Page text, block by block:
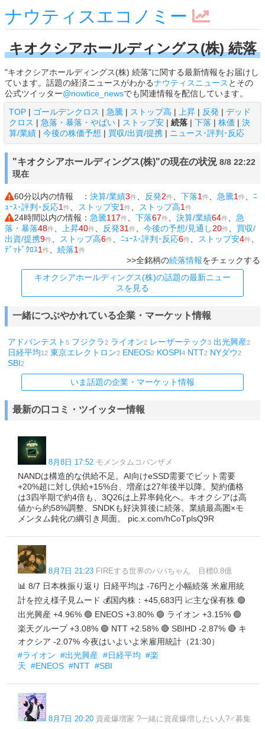
ナウティスエコノミー
キオクシアホールディングス(株) 続落
"キオクシアホールディングス(株) 続落"に関する最新情報をお届けし
ています。話題の経済ニュースがわかるナウティスニュース とその
公式ツイッター@nowtice_newsでも関連情報を配信しています。
TOP | ゴールデンクロス | 急騰 | ストップ高 | 上昇 | 反発 | デッド
クロス | 急落・暴落・やばい | ストップ安 | 続落 | 下落 | 株価 | 決
算/業績 | 今後の株価予想 | 買収/出資/提携 | ニュース･評判･反応
"キオクシアホールディングス(株)"の現在の状況 8/8 22:22
現在
60分以内の情報 ： 決算/業績3件 反発2件 下落1 件 急騰1 件
ﾆ
ｭｰｽ･評判･反応1 件 ストップ安1 件 ストップ高1 件
24時間以内の情報： 急騰117件 下落67件 決算/業績64件
急
落・暴落48件 上昇40件 反発31 件 今後の予想/見通し20件
買収/
出資/提携9件 ストップ高6件 ﾆｭｰｽ･評判･反応6件 ストップ安4件
ﾃﾞｯﾄﾞｸﾛｽ1 件 続落1 件
>>全銘柄の続落情報をチェックする
キオクシアホールディングス(株)の話題の最新ニュー
スを見る
一緒につぶやかれている企業・マーケット情報
アドバンテスト 5 フジクラ2 ライオン2 レーザーテック3 出光興産2
日経平均12 東京エレクトロン2 ENEOS2 KOSPI4 NTT2 NYダウ2
SBI2
いま話題の企業・マーケット情報
最新の口コミ・ツイッター情報
8月8日 17:52 モメンタムコバンザメ
NANDは構造的な供給不足。AI向けeSSD需要でビット需要
+20%超に対し供給+15%台、増産は27年後半以降。契約価格
は3四半期で約4倍も、3Q26は上昇率鈍化へ。キオクシアは高
値から約58%調整、SNDKも好決算後に続落。業績最高圏×モ
メンタム鈍化の綱引き局面。 pic.x.com/hCoTplsQ9R
8月7日 21:23 FIREする世界のパパちゃん 目標0.8億
📊 8/7 日本株振り返り 日経平均は -76円と小幅続落 米雇用統
計を控え様子見ムード 💰国内株：+45,683円 📈主な保有株 🟢
出光興産 +4.96% 🟢 ENEOS +3.80% 🟢 ライオン +3.15% 🟢
楽天グループ +3.08% 🟢 NTT +2.58% 🔴 SBIHD -2.87% 🔴 キ
オクシア -2.07% 今夜はいよいよ米雇用統計（21:30）
#ライオン #出光興産 #日経平均 #楽
天 #ENEOS #NTT #SBI
8月7日 20:20 資産爆増家 ?一緒に資産爆増したい人?‍♂️募集